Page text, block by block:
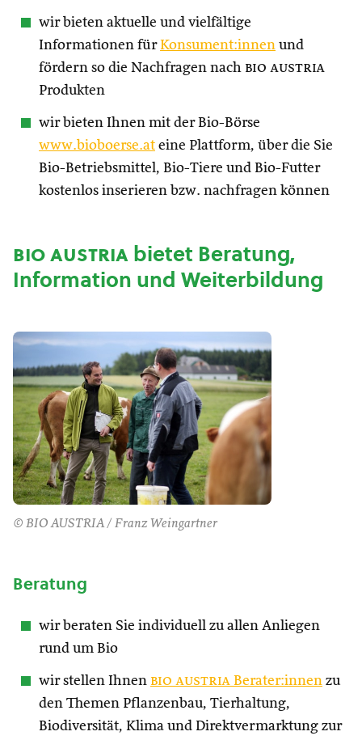
wir bieten aktuelle und vielfältige
Informationen fürKonsument:innen und
fördern so die Nachfragen nach bio austria
Produkten
wir bieten Ihnen mit der Bio-Börse
www.bioboerse.at eine Plattform, über die Sie
Bio-Betriebsmittel, Bio-Tiere und Bio-Futter
kostenlos inserieren bzw. nachfragen können
bio austriabietet Beratung,
Information und Weiterbildung
© BIO AUSTRIA / Franz Weingartner
Beratung
wir beraten Sie individuell zu allen Anliegen
rund um Bio
wir stellen Ihnen bio austria Berater:innen zu
den Themen Pflanzenbau, Tierhaltung,
Biodiversität, Klima und Direktvermarktung zur